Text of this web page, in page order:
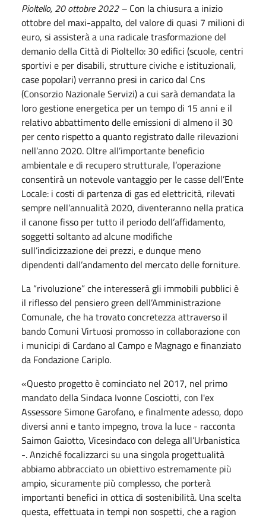
Pioltello, 20 ottobre 2022 – Con la chiusura a inizio
ottobre del maxi-appalto, del valore di quasi 7 milioni di
euro, si assisterà a una radicale trasformazione del
demanio della Città di Pioltello: 30 edifici (scuole, centri
sportivi e per disabili, strutture civiche e istituzionali,
case popolari) verranno presi in carico dal Cns
(Consorzio Nazionale Servizi) a cui sarà demandata la
loro gestione energetica per un tempo di 15 anni e il
relativo abbattimento delle emissioni di almeno il 30
per cento rispetto a quanto registrato dalle rilevazioni
nell’anno 2020. Oltre all’importante beneficio
ambientale e di recupero strutturale, l’operazione
consentirà un notevole vantaggio per le casse dell’Ente
Locale: i costi di partenza di gas ed elettricità, rilevati
sempre nell’annualità 2020, diventeranno nella pratica
il canone fisso per tutto il periodo dell’affidamento,
soggetti soltanto ad alcune modifiche
sull’indicizzazione dei prezzi, e dunque meno
dipendenti dall’andamento del mercato delle forniture.
La “rivoluzione” che interesserà gli immobili pubblici è
il riflesso del pensiero green dell’Amministrazione
Comunale, che ha trovato concretezza attraverso il
bando Comuni Virtuosi promosso in collaborazione con
i municipi di Cardano al Campo e Magnago e finanziato
da Fondazione Cariplo.
«Questo progetto è cominciato nel 2017, nel primo
mandato della Sindaca Ivonne Cosciotti, con l'ex
Assessore Simone Garofano, e finalmente adesso, dopo
diversi anni e tanto impegno, trova la luce - racconta
Saimon Gaiotto, Vicesindaco con delega all’Urbanistica
-. Anziché focalizzarci su una singola progettualità
abbiamo abbracciato un obiettivo estremamente più
ampio, sicuramente più complesso, che porterà
importanti benefici in ottica di sostenibilità. Una scelta
questa, effettuata in tempi non sospetti, che a ragion